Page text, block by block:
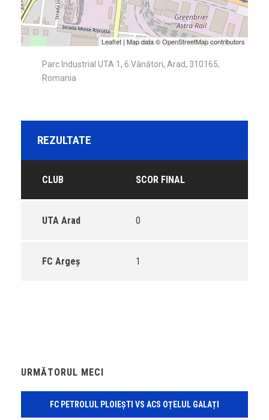
Leaflet | Map data ©OpenStreetMapcontributors
Parc Industrial UTA 1, 6 Vânători, Arad, 310165,
Romania
REZULTATE
CLUB SCOR FINAL
UTA Arad 0
FC Argeș 1
URMĂTORUL MECI
FC PETROLUL PLOIEȘTI VS ACS OȚELUL GALAȚI